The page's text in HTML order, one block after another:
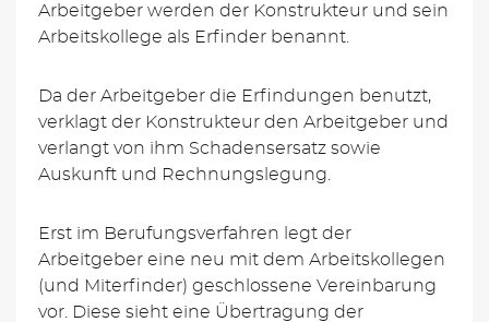
Arbeitgeber werden der Konstrukteur und sein
Arbeitskollege als Erfinder benannt.
Da der Arbeitgeber die Erfindungen benutzt,
verklagt der Konstrukteur den Arbeitgeber und
verlangt von ihm Schadensersatz sowie
Auskunft und Rechnungslegung.
Erst im Berufungsverfahren legt der
Arbeitgeber eine neu mit dem Arbeitskollegen
(und Miterfinder) geschlossene Vereinbarung
vor. Diese sieht eine Übertragung der